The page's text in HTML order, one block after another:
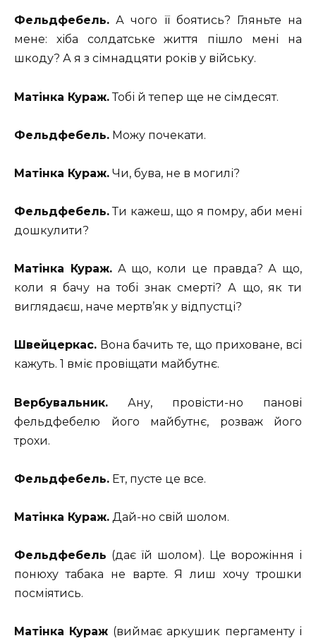
Фельдфебель. А чого її боятись? Гляньте на
мене: хіба солдатське життя пішло мені на
шкоду? А я з сімнадцяти років у війську.
Матінка Кураж.Тобі й тепер ще не сімдесят.
Фельдфебель. Можу почекати.
Матінка Кураж. Чи, бува, не в могилі?
Фельдфебель.Ти кажеш, що я помру, аби мені
дошкулити?
Матінка Кураж.А що, коли це правда? А що,
коли я бачу на тобі знак смерті? А що, як ти
виглядаєш, наче мертв’як у відпустці?
Швейцеркас. Вона бачить те, що приховане, всі
кажуть. 1 вміє провіщати майбутнє.
Вербувальник. Ану, провісти-но панові
фельдфебелю його майбутнє, розваж його
трохи.
Фельдфебель. Ет, пусте це все.
Матінка Кураж. Дай-но свій шолом.
Фельдфебель (дає їй шолом). Це ворожіння і
понюху табака не варте. Я лиш хочу трошки
посміятись.
Матінка Кураж (виймає аркушик пергаменту і